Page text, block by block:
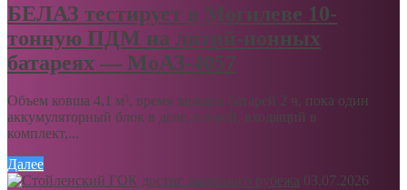
БЕЛАЗ тестирует в Могилеве 10-
тонную ПДМ на литий-ионных
батареях — МоАЗ-4057
Объем ковша 4,1 м³, время зарядки батарей 2 ч, пока один
аккумуляторный блок в деле, второй, входящий в
комплект,...
Далее
03.07.2026